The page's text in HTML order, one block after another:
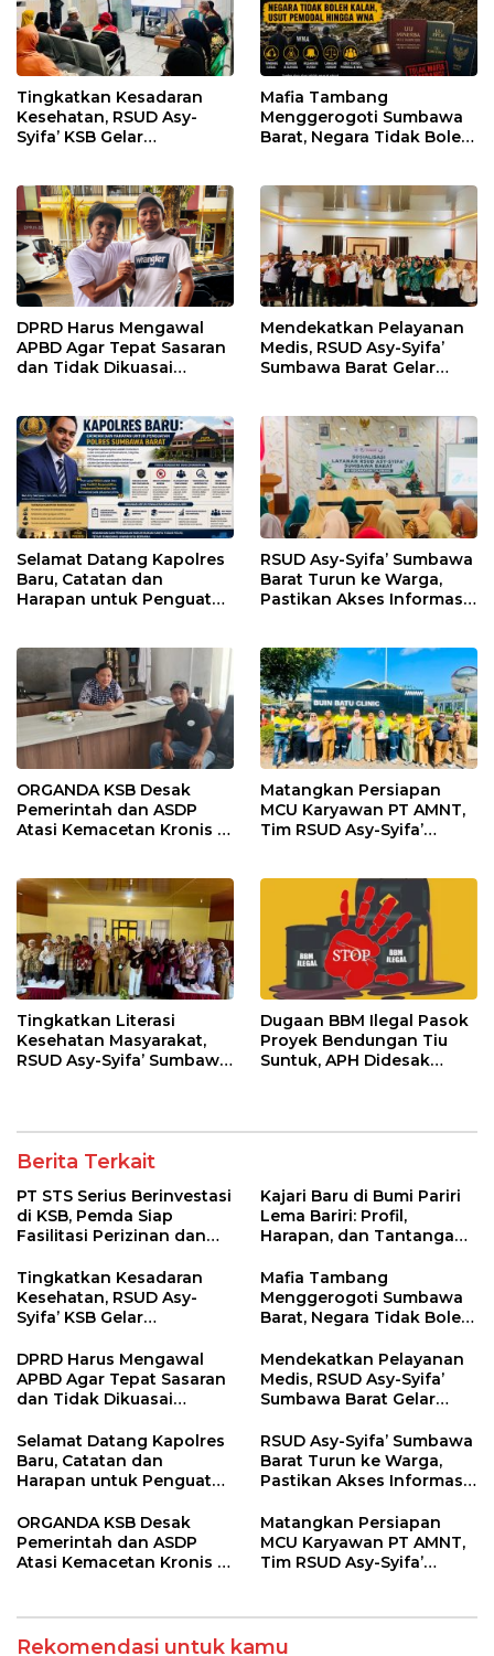
Tingkatkan Kesadaran
Kesehatan, RSUD Asy-
Syifa’ KSB Gelar
Mafia Tambang
Menggerogoti Sumbawa
Barat, Negara Tidak Boleh
DPRD Harus Mengawal
APBD Agar Tepat Sasaran
dan Tidak Dikuasai
Mendekatkan Pelayanan
Medis, RSUD Asy-Syifa’
Sumbawa Barat Gelar
Selamat Datang Kapolres
Baru, Catatan dan
Harapan untuk Penguatan
RSUD Asy-Syifa’ Sumbawa
Barat Turun ke Warga,
Pastikan Akses Informasi
ORGANDA KSB Desak
Pemerintah dan ASDP
Atasi Kemacetan Kronis di
Matangkan Persiapan
MCU Karyawan PT AMNT,
Tim RSUD Asy-Syifa’
Tingkatkan Literasi
Kesehatan Masyarakat,
RSUD Asy-Syifa’ Sumbawa
Dugaan BBM Ilegal Pasok
Proyek Bendungan Tiu
Suntuk, APH Didesak
Berita Terkait
PT STS Serius Berinvestasi
di KSB, Pemda Siap
Fasilitasi Perizinan dan
Regulasi
Kajari Baru di Bumi Pariri
Lema Bariri: Profil,
Harapan, dan Tantangan
Tingkatkan Kesadaran
Kesehatan, RSUD Asy-
Syifa’ KSB Gelar
Melitus pada Lansia
Mafia Tambang
Menggerogoti Sumbawa
Barat, Negara Tidak Boleh
hingga WNA
DPRD Harus Mengawal
APBD Agar Tepat Sasaran
dan Tidak Dikuasai
Tertentu
Mendekatkan Pelayanan
Medis, RSUD Asy-Syifa’
Sumbawa Barat Gelar
Kesehatan di Taliwang
Selamat Datang Kapolres
Baru, Catatan dan
Harapan untuk Penguatan
RSUD Asy-Syifa’ Sumbawa
Barat Turun ke Warga,
Pastikan Akses Informasi
ORGANDA KSB Desak
Pemerintah dan ASDP
Atasi Kemacetan Kronis di
Matangkan Persiapan
MCU Karyawan PT AMNT,
Tim RSUD Asy-Syifa’
Rekomendasi untuk kamu